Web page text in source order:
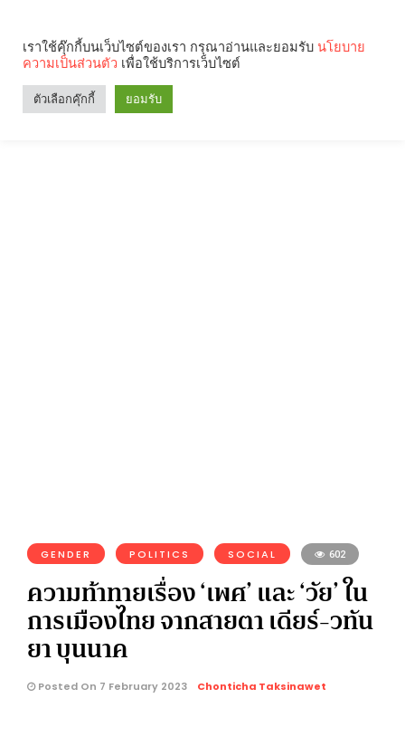
GENDER POLITICS SOCIAL 602
ความท้าทายเรื่อง ‘เพศ’ และ ‘วัย’ ใน
การเมืองไทย จากสายตา เดียร์-วทัน
ยา บุนนาค
Posted On 7 February 2023 Chonticha Taksinawet
เราใช้คุ๊กกี้บนเว็บไซต์ของเรา กรุณาอ่านและยอมรับ นโยบาย
ความเป็นส่วนตัว เพื่อใช้บริการเว็บไซต์
ตัวเลือกคุ๊กกี้ ยอมรับ